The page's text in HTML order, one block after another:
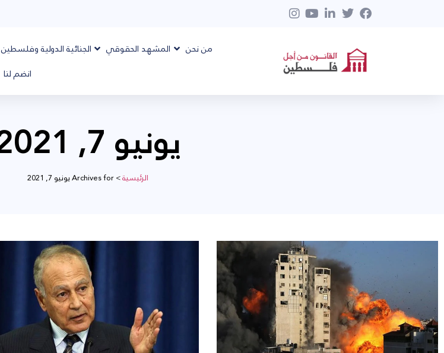
من نحن المشهد الحقوقي الجنائية الدولية وفلسطين
انضم لنا
يونيو 7, 2021
الرئيسية>Archives for يونيو 7, 2021